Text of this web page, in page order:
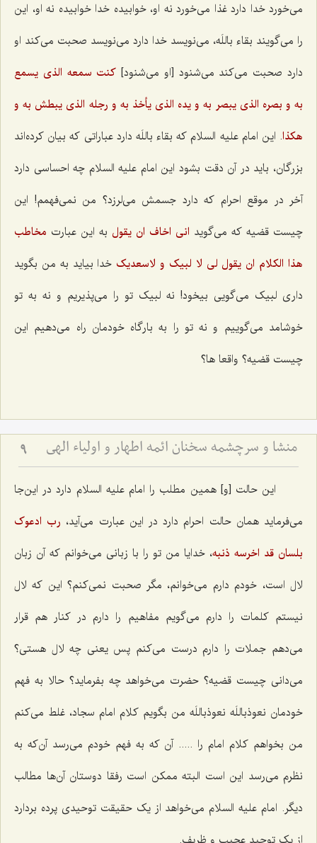
می‌خورد خدا دارد غذا می‌خورد نه او، خوابیده خدا خوابیده نه او، این
را می‌گویند بقاء باللَه، می‌نویسد خدا دارد می‌نویسد صحبت می‌کند او
دارد صحبت می‌کند می‌شنود [او می‌شنود]کنت سمعه الذى یسمع
به و بصره الذى یبصر به و یده الذى یأخذ به و رجله الذى یبطش به و
هکذا. این امام علیه السلام که بقاء باللَه دارد عباراتی که بیان کرده‌اند
بزرگان، باید در آن دقت بشود این امام علیه السلام چه احساسی دارد
آخر در موقع احرام که دارد جسمش می‌لرزد؟ من نمی‌فهمم! این
چیست قضیه که می‌گوید انى اخاف ان یقول‌ به این عبارت مخاطب
هذا الکلام ان یقول لى لا لبیک و لاسعدیک‌ خدا بیاید به من بگوید
داری لبیک می‌گویی بیخود! نه لبیک تو را می‌پذیریم و نه به تو
خوشامد می‌گوییم و نه تو را به بارگاه خودمان راه می‌دهیم این
چیست قضیه؟ واقعا ها؟
منشا و سرچشمه سخنان ائمه اطهار و اولیاء الهی 9
این حالت [و] همین مطلب را امام علیه السلام دارد در این‌جا
می‌فرماید همان حالت احرام دارد در این عبارت می‌آید، رب ادعوک
بلسان قد اخرسه ذنبه‌، خدایا من تو را با زبانی می‌خوانم که آن زبان
لال است، خودم دارم می‌خوانم، مگر صحبت نمی‌کنم؟ این که لال
نیستم کلمات را دارم می‌گویم مفاهیم را دارم در کنار هم قرار
می‌دهم جملات را دارم درست می‌کنم پس یعنی چه لال هستی؟
می‌دانی چیست قضیه؟ حضرت می‌خواهد چه بفرماید؟ حالا به فهم
خودمان نعوذباللَه نعوذباللَه من بگویم کلام امام سجاد، غلط می‌کنم
من بخواهم کلام امام را ..... آن که به فهم خودم می‌رسد آن‌که به
نظرم می‌رسد این است البته ممکن است رفقا دوستان آن‌ها مطالب
دیگر. امام علیه السلام می‌خواهد از یک حقیقت توحیدی پرده بردارد